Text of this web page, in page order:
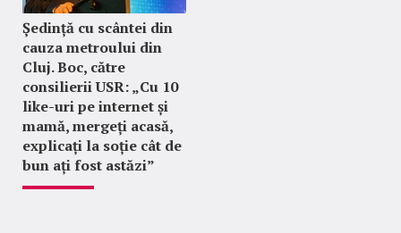
Ședință cu scântei din
cauza metroului din
Cluj. Boc, către
consilierii USR: „Cu 10
like-uri pe internet și
mamă, mergeți acasă,
explicați la soție cât de
bun ați fost astăzi”